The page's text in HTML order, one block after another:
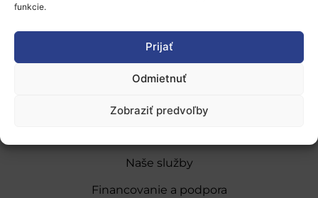
funkcie.
Prijať
Odmietnuť
Zobraziť predvoľby
Verejná konzultácia: Cestovná mapa stratégie EÚ
Naše služby
Financovanie a podpora